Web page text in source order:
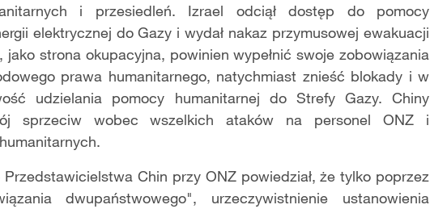
i przesiedleń. Izrael odciął dostęp do pomocy
elektrycznej do Gazy i wydał nakaz przymusowej ewakuacji
strona okupacyjna, powinien wypełnić swoje zobowiązania
prawa humanitarnego, natychmiast znieść blokady i w
udzielania pomocy humanitarnej do Strefy Gazy. Chiny
sprzeciw wobec wszelkich ataków na personel ONZ i
Przedstawicielstwa Chin przy ONZ powiedział, że tylko poprzez
dwupaństwowego", urzeczywistnienie ustanowienia